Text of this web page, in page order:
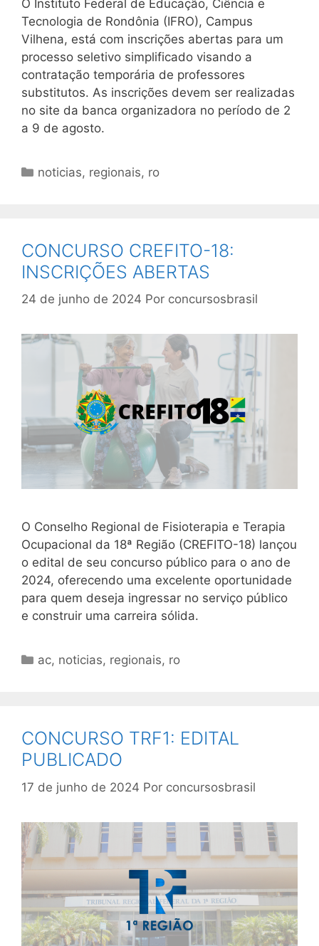
O Instituto Federal de Educação, Ciência e
Tecnologia de Rondônia (IFRO), Campus
Vilhena, está com inscrições abertas para um
processo seletivo simplificado visando a
contratação temporária de professores
substitutos. As inscrições devem ser realizadas
no site da banca organizadora no período de 2
a 9 de agosto.
Categorias
noticias, regionais, ro
CONCURSO CREFITO-18:
INSCRIÇÕES ABERTAS
24 de junho de 2024 Por concursosbrasil
O Conselho Regional de Fisioterapia e Terapia
Ocupacional da 18ª Região (CREFITO-18) lançou
o edital de seu concurso público para o ano de
2024, oferecendo uma excelente oportunidade
para quem deseja ingressar no serviço público
e construir uma carreira sólida.
Categorias
ac, noticias, regionais, ro
CONCURSO TRF1: EDITAL
PUBLICADO
17 de junho de 2024 Por concursosbrasil